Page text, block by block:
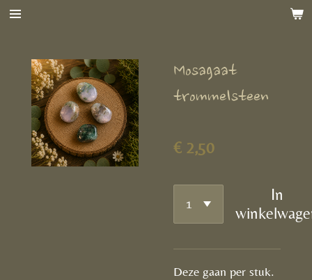
Ga
hoofdinhoud
Mosagaat
trommelsteen
€ 2,50
In
Deze gaan per stuk.